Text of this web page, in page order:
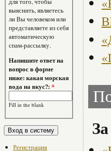
выяснить, являетесь
ли Вы человеком или
представляете из себя
автоматическую
спам-рассылку.
Напишите ответ на
вопрос в форме
ниже: какая морская
вода на вкус?:*
Fill in the blank
Регистрация